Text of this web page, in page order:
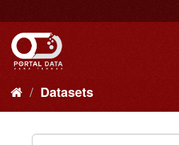
to
content
Datasets